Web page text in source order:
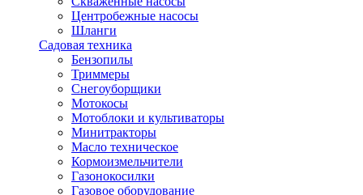
Центробежные насосы
Шланги
Садовая техника
Бензопилы
Триммеры
Снегоуборщики
Мотокосы
Мотоблоки и культиваторы
Минитракторы
Масло техническое
Кормоизмельчители
Газонокосилки
Газовое оборудование